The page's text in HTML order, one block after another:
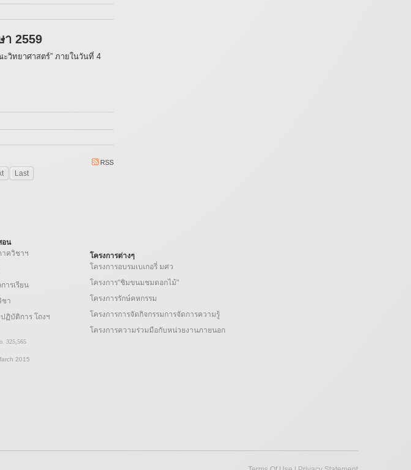
2559
วิทยาศาสตร์” ภายในวันที่ 4
RSS
Last
อน
ควิชาฯ
ารเรียน
ชา
ฏิบัติการ โถงฯ
2015
โครงการต่างๆ
โครงการอบรมเบเกอรี่ มศว
โครงการ"ชิมขนมชมดอกไม้"
โครงการรักษ์คหกรรม
โครงการการจัดกิจกรรมการจัดการความรู้
โครงการความร่วมมือกับหน่วยงานภายนอก